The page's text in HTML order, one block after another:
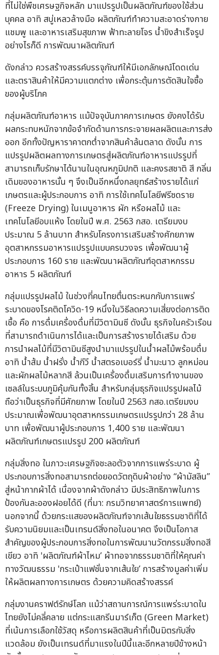
ที่ไม่ใช่พืชเศรษฐกิจหลัก มาแปรรูปเป็นผลิตภัณฑ์ของใช้ส่วน
บุคคล อาทิ สบู่เหลวล้างมือ ผลิตภัณฑ์ทำความสะอาดร่างกาย
แชมพู และอาหารเสริมสุขภาพ ฟ้าทะลายโจร น้ำขิงสำเร็จรูป
อย่างไรก็ดี การพัฒนาผลิตภัณฑ์
ดังกล่าว ควรสร้างสรรค์บรรจุภัณฑ์ให้มีเอกลักษณ์โดดเด่น
และตราสินค้าให้มีความแตกต่าง เพื่อกระตุ้นการตัดสินใจซื้อ
ของผู้บริโภค
กลุ่มผลิตภัณฑ์อาหาร แม้ปัจจุบันภาคการเกษตร ยังคงได้รับ
ผลกระทบหนักจากข้อจำกัดด้านการกระจายผลผลิตและการส่ง
ออก อีกทั้งปัญหาราคาตกต่ำจากสินค้าล้นตลาด ดังนั้น การ
แปรรูปผลิตผลทางการเกษตรสู่ผลิตภัณฑ์อาหารแปรรูปที่
สามารถเก็บรักษาได้นานในอุณหภูมิปกติ และคงรสชาติ สี กลิ่น
เดิมของอาหารนั้น ๆ จึงเป็นอีกหนึ่งกลยุทธ์สร้างรายได้แก่
เกษตรและผู้ประกอบการ อาทิ การใช้เทคโนโลยีฟรีซดราย
(Freeze Drying) ในเมนูอาหาร ผัก หรือผลไม้ และ
เทคโนโลยีอบแห้ง โดยในปี พ.ศ. 2563 กสอ. เตรียมงบ
ประมาณ 5 ล้านบาท สำหรับโครงการเสริมสร้างศักยภาพ
อุตสาหกรรมอาหารแปรรูปแบบครบวงจร เพื่อพัฒนาผู้
ประกอบการ 160 ราย และพัฒนาผลิตภัณฑ์อุตสาหกรรม
อาหาร 5 ผลิตภัณฑ์
กลุ่มแปรรูปผลไม้ ในช่วงที่คนไทยตื่นตระหนกกับการแพร่
ระบาดของโรคติดโควิด-19 หนึ่งในวิธีลดความเสี่ยงต่อการติด
เชื้อ คือ การดื่มเครื่องดื่มที่มีวิตามินซี ดังนั้น ธุรกิจในครัวเรือน
ที่สามารถดำเนินการได้และเป็นการสร้างรายได้เสริม ด้วย
การนำผลไม้ที่มีวิตามินซีสูงนำมาแปรรูปในน้ำผลไม้พร้อมดื่ม
อาทิ น้ำส้ม น้ำฝรั่ง น้ำกีวี น้ำสตรอเบอร์รี่ น้ำมะนาว ลูกหม่อน
และผักผลไม้หลากสี ล้วนเป็นเครื่องดื่มเสริมการทำงานของ
เซลล์ในระบบภูมิคุ้มกันทั้งสิ้น สำหรับกลุ่มธุรกิจแปรรูปผลไม้
ถือว่าเป็นธุรกิจที่มีศักยภาพ โดยในปี 2563 กสอ.เตรียมงบ
ประมาณเพื่อพัฒนาอุตสาหกรรมเกษตรแปรรูปกว่า 28 ล้าน
บาท เพื่อพัฒนาผู้ประกอบการ 1,400 ราย และพัฒนา
ผลิตภัณฑ์เกษตรแปรรูป 200 ผลิตภัณฑ์
กลุ่มสิ่งทอ ในภาวะเศรษฐกิจชะลอตัวจากการแพร่ระบาด ผู้
ประกอบการสิ่งทอสามารถต่อยอดวัตถุดิบผ้าอย่าง “ผ้ามัสลิน”
สู่หน้ากากผ้าได้ เนื่องจากผ้าดังกล่าว มีประสิทธิภาพในการ
ป้องกันละอองฝอยได้ดี (ที่มา: กรมวิทยาศาสตร์การแพทย์)
นอกจากนี้ ด้วยกระแสของผลิตภัณฑ์จากเส้นใยธรรมชาติที่ได้
รับความนิยมและเป็นเทรนด์สิ่งทอในอนาคต จึงเป็นโอกาส
สำคัญของผู้ประกอบการสิ่งทอในการพัฒนานวัตกรรมสิ่งทอสี
เขียว อาทิ 'ผลิตภัณฑ์ผ้าไหม’ ผ้าทอจากธรรมชาติที่ให้คุณค่า
ทางวัฒนธรรม 'กระเป๋าแฟชั่นจากเส้นใย’ การสร้างมูลค่าเพิ่ม
ให้ผลิตผลทางการเกษตร ด้วยความคิดสร้างสรรค์
กลุ่มงานคราฟต์รักษ์โลก แม้ว่าสถานการณ์การแพร่ระบาดใน
ไทยยังไม่คลี่คลาย แต่กระแสกรีนมาร์เก็ต (Green Market)
ที่เน้นการเลือกใช้วัสดุ หรือการผลิตสินค้าที่เป็นมิตรกับสิ่ง
แวดล้อม ยังเป็นเทรนด์ที่มาแรงในปีนี้และอีกหลายปีข้างหน้า